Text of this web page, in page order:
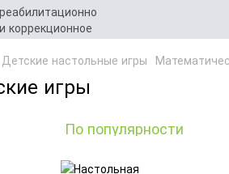
Детские настольные игры
игры
По популярности